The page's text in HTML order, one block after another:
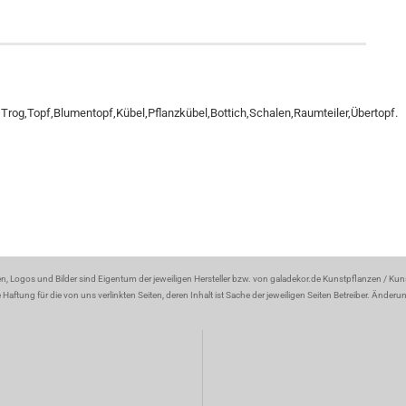
Logos und Bilder sind Eigentum der jeweiligen Hersteller bzw. von galadekor.de Kunstpflanzen /
für die von uns verlinkten Seiten, deren Inhalt ist Sache der jeweiligen Seiten Betreiber.